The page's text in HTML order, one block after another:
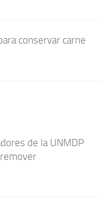
conservar carne
de la UNMDP